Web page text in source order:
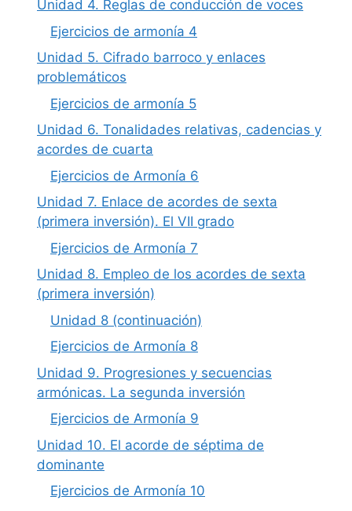
Unidad 4. Reglas de conducción de voces
Ejercicios de armonía 4
Unidad 5. Cifrado barroco y enlaces
problemáticos
Ejercicios de armonía 5
Unidad 6. Tonalidades relativas, cadencias y
acordes de cuarta
Ejercicios de Armonía 6
Unidad 7. Enlace de acordes de sexta
(primera inversión). El VII grado
Ejercicios de Armonía 7
Unidad 8. Empleo de los acordes de sexta
(primera inversión)
Unidad 8 (continuación)
Ejercicios de Armonía 8
Unidad 9. Progresiones y secuencias
armónicas. La segunda inversión
Ejercicios de Armonía 9
Unidad 10. El acorde de séptima de
dominante
Ejercicios de Armonía 10